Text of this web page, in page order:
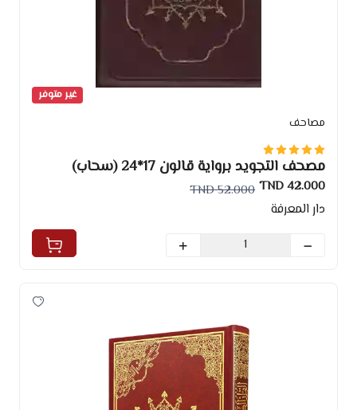
غير متوفر
مصاحف
مصحف التجويد برواية قالون 17*24 (سحاب)
42.000 TND
52.000 TND
دار المعرفة